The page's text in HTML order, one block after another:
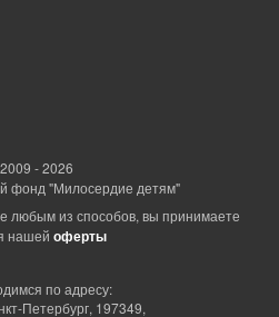
- 2026
фонд "Милосердие детям"
любым из способов, вы принимаете
нашей оферты
по адресу:
Петербург, 197349,